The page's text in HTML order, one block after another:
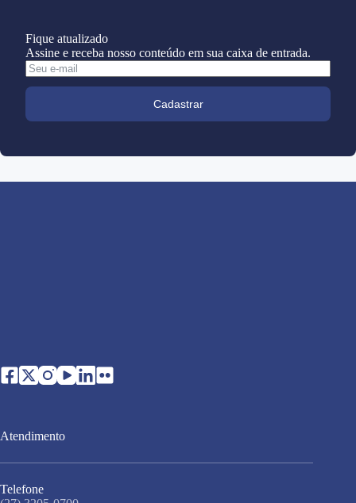
Fique atualizado
Assine e receba nosso conteúdo em sua caixa de entrada.
Cadastrar
Atendimento
Telefone